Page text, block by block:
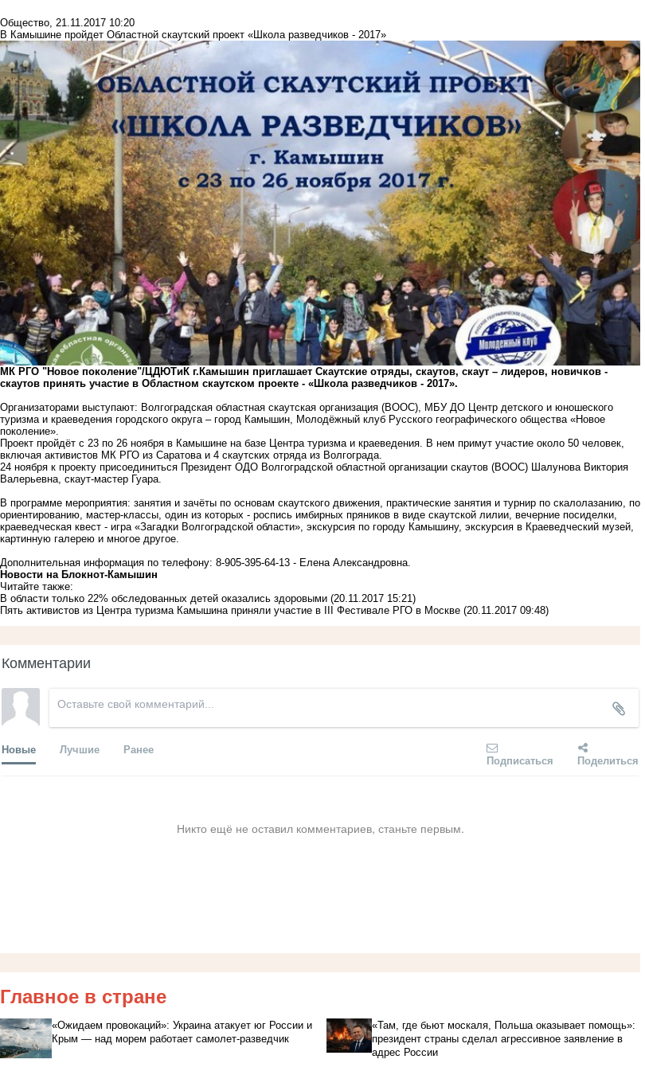
Общество, 21.11.2017 10:20
В Камышине пройдет Областной скаутский проект «Школа разведчиков - 2017»
МК РГО "Новое поколение"/ЦДЮТиК г.Камышин приглашает Скаутские отряды, скаутов, скаут – лидеров, новичков -
скаутов принять участие в Областном скаутском проекте - «Школа разведчиков - 2017».
Организаторами выступают: Волгоградская областная скаутская организация (ВООС), МБУ ДО Центр детского и юношеского
туризма и краеведения городского округа – город Камышин, Молодёжный клуб Русского географического общества «Новое
поколение».
Проект пройдёт с 23 по 26 ноября в Камышине на базе Центра туризма и краеведения. В нем примут участие около 50 человек,
включая активистов МК РГО из Саратова и 4 скаутских отряда из Волгограда.
24 ноября к проекту присоединиться Президент ОДО Волгоградской областной организации скаутов (ВООС) Шалунова Виктория
Валерьевна, скаут-мастер Гуара.
В программе мероприятия: занятия и зачёты по основам скаутского движения, практические занятия и турнир по скалолазанию, по
ориентированию, мастер-классы, один из которых - роспись имбирных пряников в виде скаутской лилии, вечерние посиделки,
краеведческая квест - игра «Загадки Волгоградской области», экскурсия по городу Камышину, экскурсия в Краеведческий музей,
картинную галерею и многое другое.
Дополнительная информация по телефону: 8-905-395-64-13 - Елена Александровна.
Новости на Блoкнoт-Камышин
Читайте также:
В области только 22% обследованных детей оказались здоровыми (20.11.2017 15:21)
Пять активистов из Центра туризма Камышина приняли участие в III Фестивале РГО в Москве (20.11.2017 09:48)
Комментарии
Новые Лучшие Ранее
Подписаться Поделиться
Никто ещё не оставил комментариев, станьте первым.
Главное в стране
«Ожидаем провокаций»: Украина атакует юг России и
Крым — над морем работает самолет-разведчик
«Там, где бьют москаля, Польша оказывает помощь»:
президент страны сделал агрессивное заявление в
адрес России